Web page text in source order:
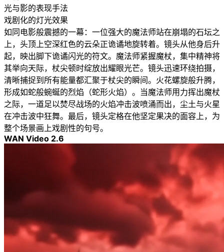
光与影的表现手法
戏剧化的灯光效果
如同电影般震撼的一幕：一位强大的魔法师站在崩塌的石坛之
上，头顶上空深红色的云朵正诡谲地旋转着。镜头从他身后升
起，映出脚下诡谲闪光的符文。魔法师紧握魔杖，集中精神将
其举向天际，杖尖顿时绽放出耀眼光芒。镜头迅速环绕拍摄，
清晰捕捉到所有能量都汇聚于杖尖的瞬间。火花螺旋般升腾，
形成如蛇般蜿蜒的烈焰（蛇形火焰）。当魔法师用力挥出魔杖
之际，一道足以焚尽战场的火焰冲击波喷涌而出，尘土与火星
在冲击波中狂舞。最后，镜头定格在他坚定果决的面容上，为
整个场景画上戏剧性的句号。
WAN Video 2.6